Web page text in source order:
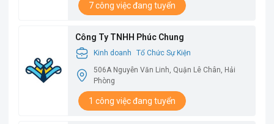
7 công việc đang tuyển
Công Ty TNHH Phúc Chung
Kinh doanh
Tổ Chức Sự Kiện
506A Nguyễn Văn Linh, Quận Lê Chân, Hải
Phòng
1 công việc đang tuyển